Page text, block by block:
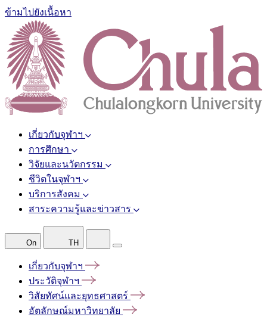
ข้ามไปยังเนื้อหา
เกี่ยวกับจุฬาฯ
การศึกษา
วิจัยและนวัตกรรม
ชีวิตในจุฬาฯ
บริการสังคม
สาระความรู้และข่าวสาร
On TH
เกี่ยวกับจุฬาฯ
ประวัติจุฬาฯ
วิสัยทัศน์และยุทธศาสตร์
อัตลักษณ์มหาวิทยาลัย